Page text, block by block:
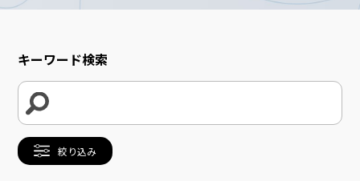
キーワード検索
絞り込み